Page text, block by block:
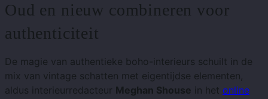
Oud en nieuw combineren voor
authenticiteit
De magie van authentieke boho-interieurs schuilt in de
mix van vintage schatten met eigentijdse elementen,
aldus interieurredacteur Meghan Shouse in het online